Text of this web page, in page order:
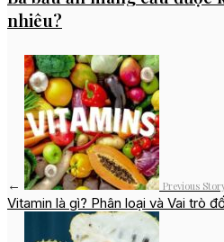
nhiêu?
← Previous
Vitamin là gì? Phân loại và Vai trò